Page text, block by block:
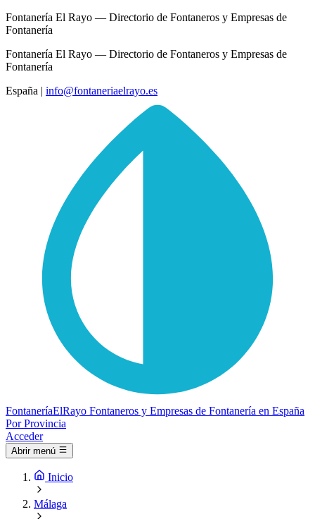
Fontanería El Rayo — Directorio de Fontaneros y Empresas de
Fontanería
Fontanería El Rayo — Directorio de Fontaneros y Empresas de
Fontanería
España | info@fontaneriaelrayo.es
FontaneríaElRayo Fontaneros y Empresas de Fontanería en España
Por Provincia
Acceder
Abrir menú
Inicio
Málaga